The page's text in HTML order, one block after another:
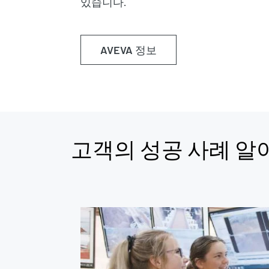
AVEVA 정보
고객의 성공 사례 알